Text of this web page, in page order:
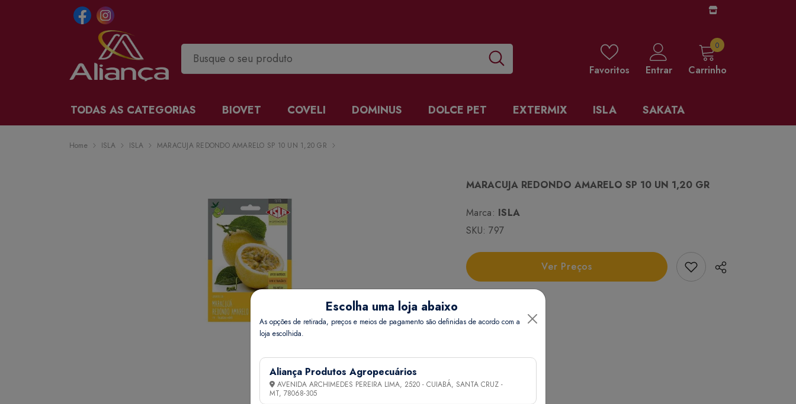
Favoritos Entrar Carrinho
00 items
TODAS AS CATEGORIAS BIOVET COVELI DOMINUS DOLCE PET EXTERMIX ISLA SAKATA
Home ISLA ISLA MARACUJA REDONDO AMARELO SP 10 UN 1,20 GR
MARACUJA REDONDO AMARELO SP 10 UN 1,20 GR
Marca: ISLA
SKU: 797
Ver Preços Add Favorito
Informações Técnicas
Escolha uma loja abaixo
As opções de retirada, preços e meios de pagamento são definidas de acordo com a
loja escolhida.
Aliança Produtos Agropecuários
AVENIDA ARCHIMEDES PEREIRA LIMA, 2520 - CUIABÁ, SANTA CRUZ -
MT, 78068-305